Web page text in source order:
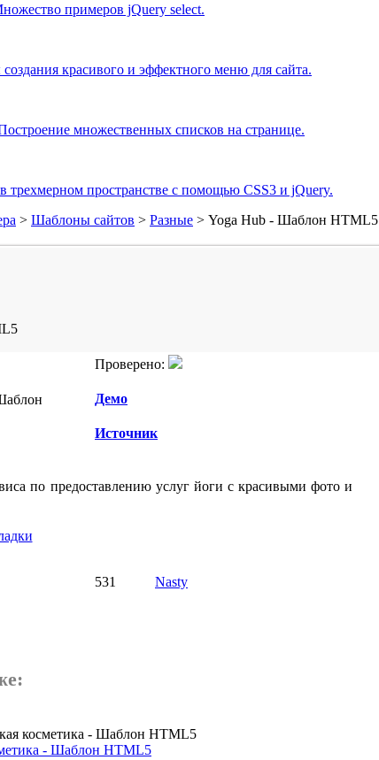
примеров jQuery select.
красивого и эффектного меню для сайта.
множественных списков на странице.
трехмерном пространстве с помощью CSS3 и jQuery.
> Шаблоны сайтов > Разные > Yoga Hub - Шаблон HTML5
Проверено:
Демо
Источник
по предоставлению услуг йоги с красивыми фото и
531 Nasty
- Шаблон HTML5